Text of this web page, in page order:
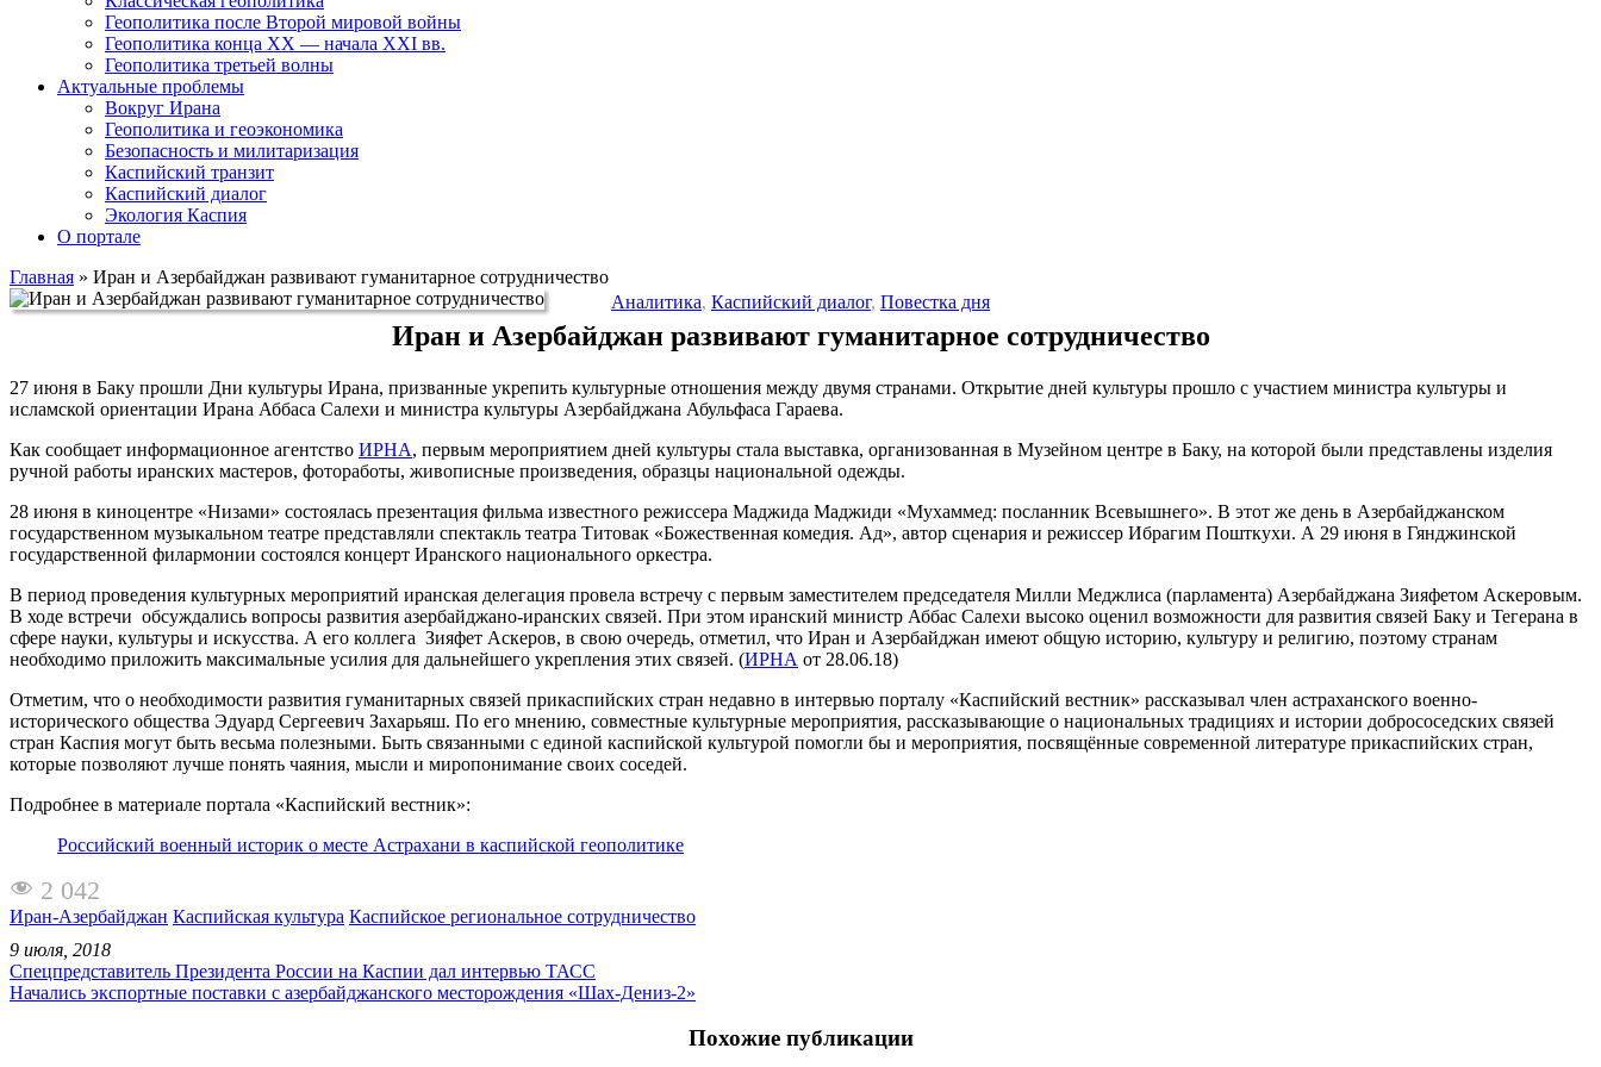
Геополитика после Второй мировой войны
Геополитика конца XX — начала XXI вв.
Геополитика третьей волны
Актуальные проблемы
Вокруг Ирана
Геополитика и геоэкономика
Безопасность и милитаризация
Каспийский транзит
Каспийский диалог
Экология Каспия
О портале
Главная » Иран и Азербайджан развивают гуманитарное сотрудничество
Аналитика, Каспийский диалог, Повестка дня
Иран и Азербайджан развивают гуманитарное сотрудничество
27 июня в Баку прошли Дни культуры Ирана, призванные укрепить культурные отношения между двумя странами. Открытие дней культуры прошло с участием министра культуры и
исламской ориентации Ирана Аббаса Салехи и министра культуры Азербайджана Абульфаса Гараева.
Как сообщает информационное агентство ИРНА, первым мероприятием дней культуры стала выставка, организованная в Музейном центре в Баку, на которой были представлены изделия
ручной работы иранских мастеров, фотоработы, живописные произведения, образцы национальной одежды.
28 июня в киноцентре «Низами» состоялась презентация фильма известного режиссера Маджида Маджиди «Мухаммед: посланник Всевышнего». В этот же день в Азербайджанском
государственном музыкальном театре представляли спектакль театра Титовак «Божественная комедия. Ад», автор сценария и режиссер Ибрагим Пошткухи. А 29 июня в Гянджинской
государственной филармонии состоялся концерт Иранского национального оркестра.
В период проведения культурных мероприятий иранская делегация провела встречу с первым заместителем председателя Милли Меджлиса (парламента) Азербайджана Зияфетом Аскеровым.
В ходе встречи обсуждались вопросы развития азербайджано-иранских связей. При этом иранский министр Аббас Салехи высоко оценил возможности для развития связей Баку и Тегерана в
сфере науки, культуры и искусства. А его коллега Зияфет Аскеров, в свою очередь, отметил, что Иран и Азербайджан имеют общую историю, культуру и религию, поэтому странам
необходимо приложить максимальные усилия для дальнейшего укрепления этих связей. (ИРНА от 28.06.18)
Отметим, что о необходимости развития гуманитарных связей прикаспийских стран недавно в интервью порталу «Каспийский вестник» рассказывал член астраханского военно-
исторического общества Эдуард Сергеевич Захарьяш. По его мнению, совместные культурные мероприятия, рассказывающие о национальных традициях и истории добрососедских связей
стран Каспия могут быть весьма полезными. Быть связанными с единой каспийской культурой помогли бы и мероприятия, посвящённые современной литературе прикаспийских стран,
которые позволяют лучше понять чаяния, мысли и миропонимание своих соседей.
Подробнее в материале портала «Каспийский вестник»:
Российский военный историк о месте Астрахани в каспийской геополитике
2 042
Иран-Азербайджан Каспийская культура Каспийское региональное сотрудничество
9 июля, 2018
Спецпредставитель Президента России на Каспии дал интервью ТАСС
Начались экспортные поставки с азербайджанского месторождения «Шах-Дениз-2»
Похожие публикации